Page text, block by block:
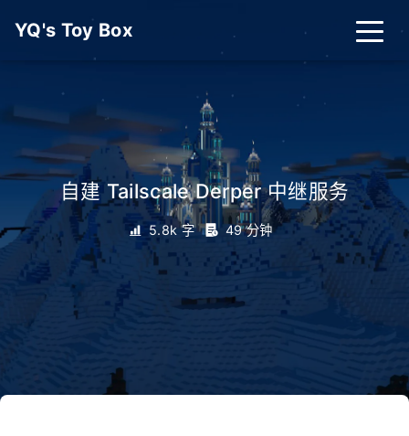
YQ's Toy Box
分类
友链 关于 搜索
关灯
自建 Tailscale Derper 中继服务
5.8k 字 49 分钟